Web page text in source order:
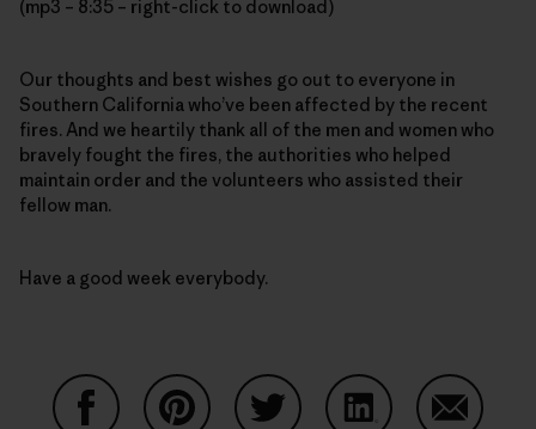
(mp3 – 8:35 – right-click to download)
Our thoughts and best wishes go out to everyone in
Southern California who’ve been affected by the recent
fires. And we heartily thank all of the men and women who
bravely fought the fires, the authorities who helped
maintain order and the volunteers who assisted their
fellow man.
Have a good week everybody.